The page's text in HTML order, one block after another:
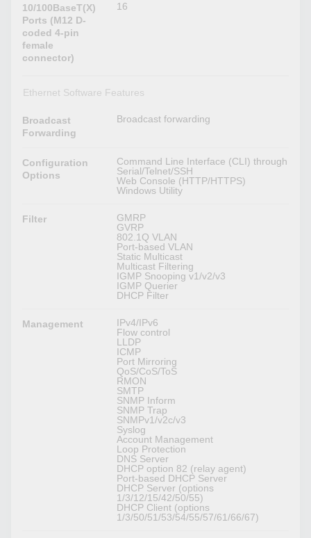
10/100BaseT(X)
Ports (M12 D-
coded 4-pin
female
connector)
16
Ethernet Software Features
Broadcast
Forwarding
Broadcast forwarding
Configuration
Options
Command Line Interface (CLI) through
Serial/Telnet/SSH
Web Console (HTTP/HTTPS)
Windows Utility
Filter
GMRP
GVRP
802.1Q VLAN
Port-based VLAN
Static Multicast
Multicast Filtering
IGMP Snooping v1/v2/v3
IGMP Querier
DHCP Filter
Management
IPv4/IPv6
Flow control
LLDP
ICMP
Port Mirroring
QoS/CoS/ToS
RMON
SMTP
SNMP Inform
SNMP Trap
SNMPv1/v2c/v3
Syslog
Account Management
Loop Protection
DNS Server
DHCP option 82 (relay agent)
Port-based DHCP Server
DHCP Server (options
1/3/12/15/42/50/55)
DHCP Client (options
1/3/50/51/53/54/55/57/61/66/67)